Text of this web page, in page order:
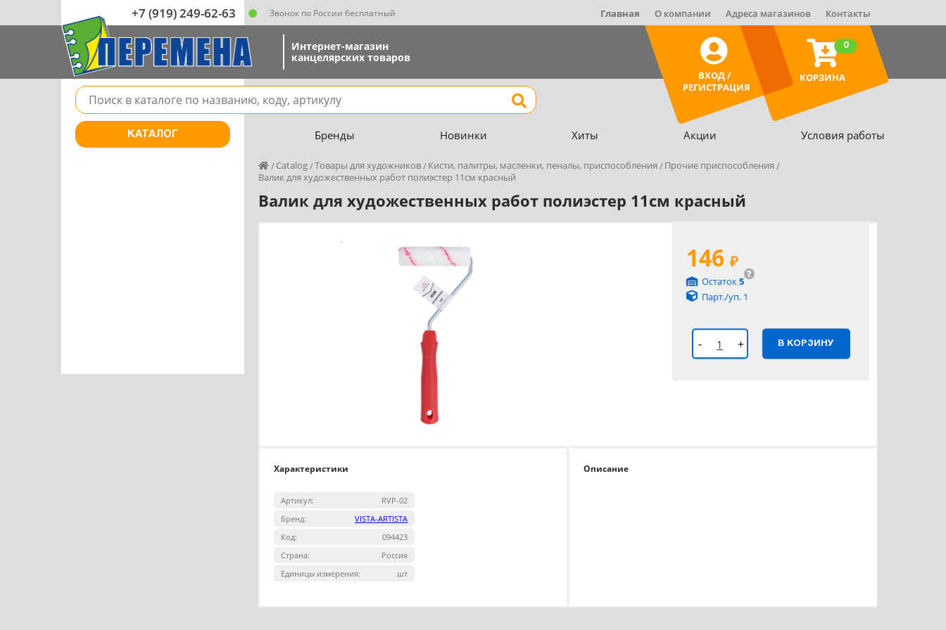
+7 (919) 249-62-63 Звонок по России бесплатный Главная О компании Адреса магазинов Контакты
Интернет-магазин
канцелярских товаров
ВХОД /
РЕГИСТРАЦИЯ
КОРЗИНА
0
Поле для поиска товара в каталоге Найти
КАТАЛОГ Бренды Новинки Хиты Акции Условия работы
Catalog Товары для художников Кисти, палитры, масленки, пеналы, приспособления
Прочие приспособления
Валик для художественных работ полиэстер 11см красный
Валик для художественных работ полиэстер 11см красный
146 ₽
?
Остаток5
Парт./уп. 1
- + В КОРЗИНУ
Характеристики
Артикул:
RVP-02
Бренд:
VISTA-ARTISTA
Код:
094423
Страна:
Россия
Единицы измерения:
шт
Описание